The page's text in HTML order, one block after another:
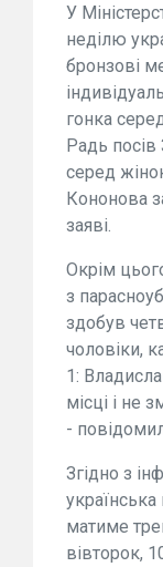
У
неділю
бронзові
гонка
Радь посів
серед
Кононова
заяві.
Окрім
з
здобув
чоловіки,
1:
місці і не
-
Згідно з
матиме
вівторок,